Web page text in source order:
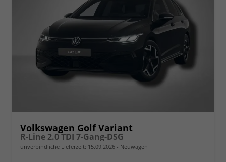
Volkswagen Golf Variant
R-Line 2.0 TDI 7-Gang-DSG
unverbindliche Lieferzeit: 15.09.2026 Neuwagen